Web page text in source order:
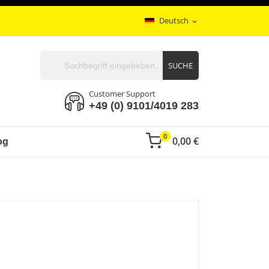
Deutsch expand_more
0,00 €
0
SUCHE
Customer Support
+49 (0) 9101/4019 283